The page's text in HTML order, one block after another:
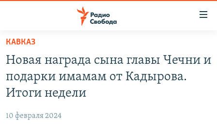
упрощенного
доступа
основному
Вернутся
АВТОРСКИЕ ПРОЕКТЫ
МНЕНИЯ
КАВКАЗ
Новая награда сына главы Чечни и
подарки имамам от Кадырова.
Итоги недели
10 февраля 2024